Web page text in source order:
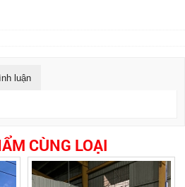
luận
CÙNG LOẠI